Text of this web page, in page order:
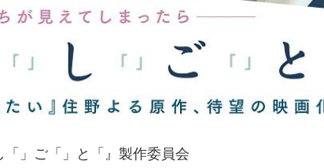
「」ご「」と「』製作委員会